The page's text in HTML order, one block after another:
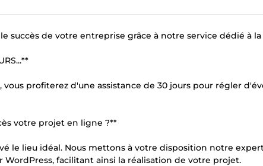
succès de votre entreprise grâce à notre service dédié à
profiterez d'une assistance de 30 jours pour régler
votre projet en ligne ?**
le lieu idéal. Nous mettons à votre disposition notre
WordPress, facilitant ainsi la réalisation de votre projet.